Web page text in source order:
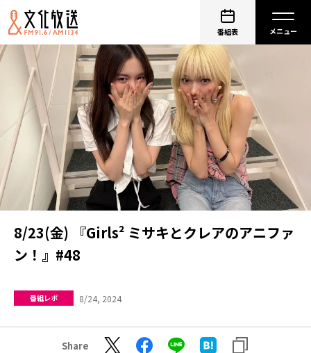
番組表
8/23(金) 『Girls² ミサキとクレアのアニファ
ン！』#48
番組レポ 8/24, 2024
Share